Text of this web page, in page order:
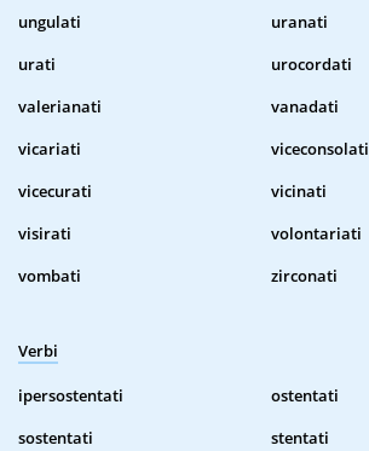
ungulati
uranati
urati
urocordati
valerianati
vanadati
vicariati
viceconsolati
vicecurati
vicinati
visirati
volontariati
vombati
zirconati
Verbi
ipersostentati
ostentati
sostentati
stentati